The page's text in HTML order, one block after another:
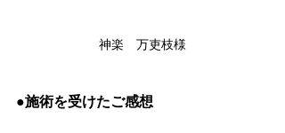
神楽　万吏枝様
●施術を受けたご感想